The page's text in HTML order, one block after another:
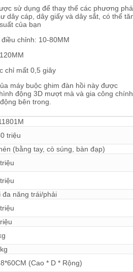
sử dụng để thay thế các phương
dây cáp, dây giấy và dây sắt, có thể
của bạn
chỉnh: 10-80MM
chỉ mất 0,5 giây
máy buộc ghim đàn hồi này được
động 3D mượt mà và gia công chính
bên trong.
triệu
(bằng tay, cò súng, bàn đạp)
đa năng trái/phải
(Cao * D * Rộng)